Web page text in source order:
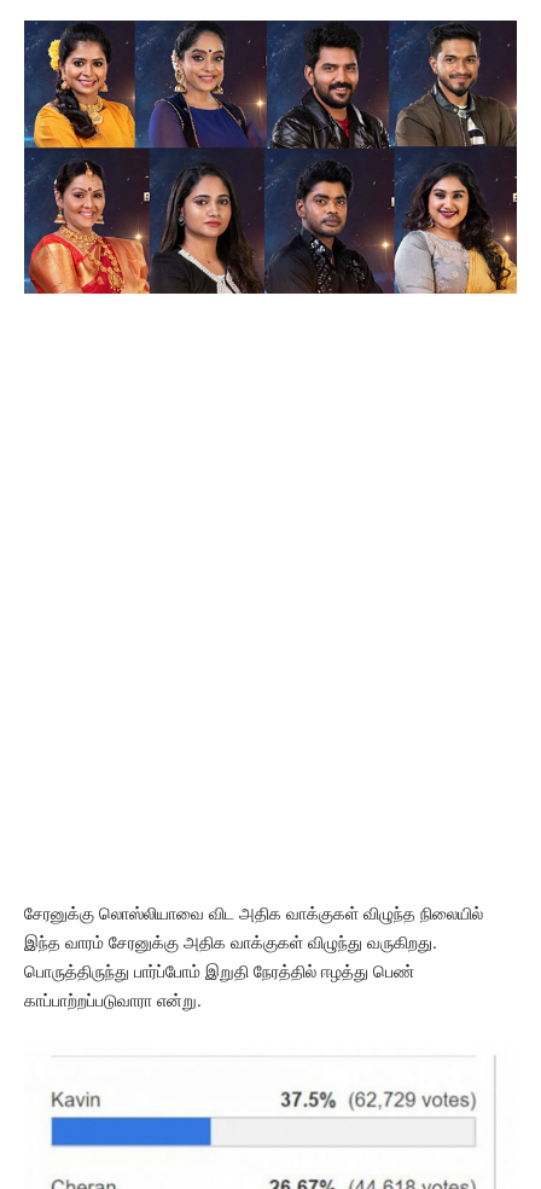
சேரனுக்கு லொஸ்லியாவை விட அதிக வாக்குகள் விழுந்த நிலையில்
இந்த வாரம் சேரனுக்கு அதிக வாக்குகள் விழுந்து வருகிறது.
பொருத்திருந்து பார்ப்போம் இறுதி நேரத்தில் ஈழத்து பெண்
காப்பாற்றப்படுவாரா என்று.